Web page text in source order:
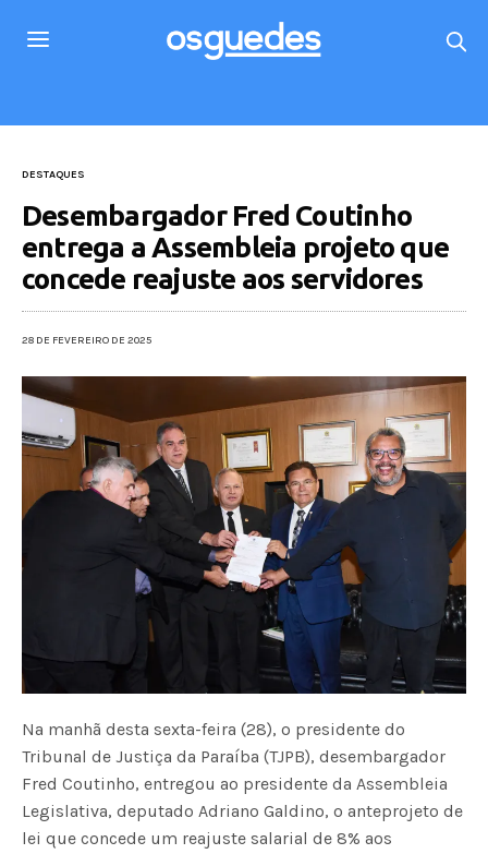
DESTAQUES
Desembargador Fred Coutinho
entrega a Assembleia projeto que
concede reajuste aos servidores
28 DE FEVEREIRO DE 2025
Na manhã desta sexta-feira (28), o presidente do
Tribunal de Justiça da Paraíba (TJPB), desembargador
Fred Coutinho, entregou ao presidente da Assembleia
Legislativa, deputado Adriano Galdino, o anteprojeto de
lei que concede um reajuste salarial de 8% aos